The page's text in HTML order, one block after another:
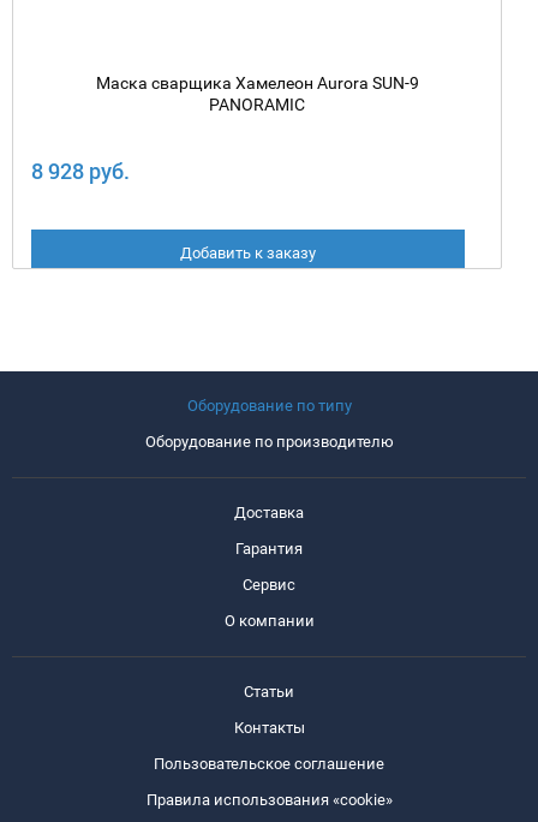
Маска сварщика Хамелеон Aurora SUN-9
PANORAMIC
8 928 руб.
Добавить к заказу
Оборудование по типу
Оборудование по производителю
Доставка
Гарантия
Сервис
О компании
Статьи
Контакты
Пользовательское соглашение
Правила использования «cookie»